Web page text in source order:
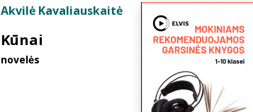
Akvilė Kavaliauskaitė
Kūnai
novelės